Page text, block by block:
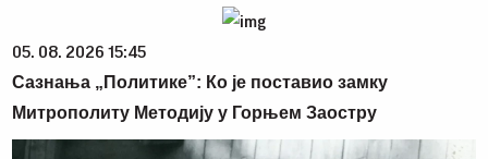
05. 08. 2026 15:45
Сазнања „Политике”: Ко је поставио замку
Митрополиту Методију у Горњем Заостру